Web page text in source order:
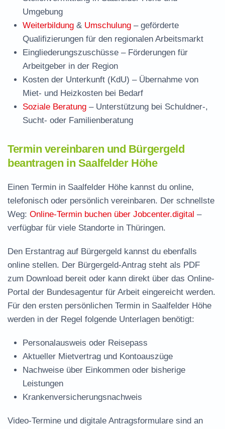
Umgebung
Weiterbildung & Umschulung – geförderte
Qualifizierungen für den regionalen Arbeitsmarkt
Eingliederungszuschüsse – Förderungen für
Arbeitgeber in der Region
Kosten der Unterkunft (KdU) – Übernahme von
Miet- und Heizkosten bei Bedarf
Soziale Beratung – Unterstützung bei Schuldner-,
Sucht- oder Familienberatung
Termin vereinbaren und Bürgergeld
beantragen in Saalfelder Höhe
Einen Termin in Saalfelder Höhe kannst du online,
telefonisch oder persönlich vereinbaren. Der schnellste
Weg: Online-Termin buchen über Jobcenter.digital –
verfügbar für viele Standorte in Thüringen.
Den Erstantrag auf Bürgergeld kannst du ebenfalls
online stellen. Der Bürgergeld-Antrag steht als PDF
zum Download bereit oder kann direkt über das Online-
Portal der Bundesagentur für Arbeit eingereicht werden.
Für den ersten persönlichen Termin in Saalfelder Höhe
werden in der Regel folgende Unterlagen benötigt:
Personalausweis oder Reisepass
Aktueller Mietvertrag und Kontoauszüge
Nachweise über Einkommen oder bisherige
Leistungen
Krankenversicherungsnachweis
Video-Termine und digitale Antragsformulare sind an